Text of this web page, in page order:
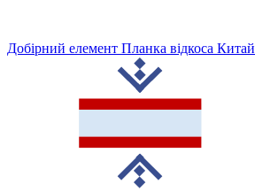
Добірний елемент Планка відкоса Китай